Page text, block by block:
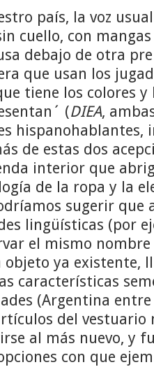
país, la voz
cuello, con
debajo de otra
que usan los
tiene los colores
(DIEA,
hispanohablantes,
de estas dos
interior que
de la ropa y la
sugerir que
lingüísticas (por
el mismo
ya existente,
características
(Argentina
del vestuario
al más nuevo, y
con que